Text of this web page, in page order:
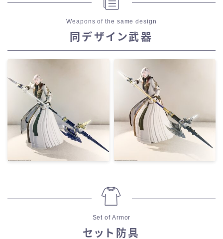
Weapons of the same design
同デザイン武器
Set of Armor
セット防具